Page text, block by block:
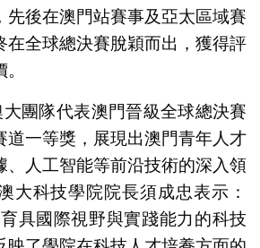
先後在澳門站賽事及亞太區域賽
在全球總決賽脫穎而出，獲得評
團隊代表澳門晉級全球總決賽
道一等獎，展現出澳門青年人才
、人工智能等前沿技術的深入領
大科技學院院長須成忠表示：
具國際視野與實踐能力的科技